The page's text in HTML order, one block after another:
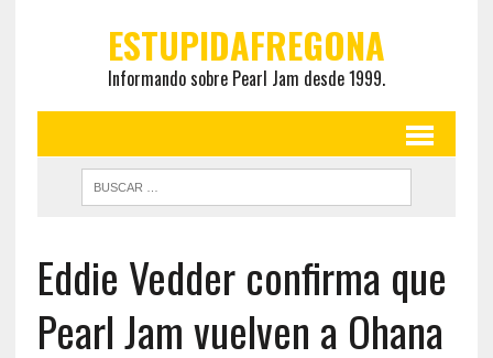
ESTUPIDAFREGONA
Informando sobre Pearl Jam desde 1999.
Eddie Vedder confirma que
Pearl Jam vuelven a Ohana